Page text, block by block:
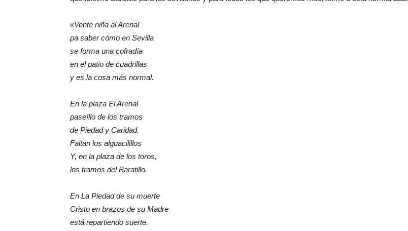
«Vente niña al Arenal
pa saber cómo en Sevilla
se forma una cofradía
en el patio de cuadrillas
y es la cosa más normal.
En la plaza El Arenal
paseíllo de los tramos
de Piedad y Caridad.
Faltan los alguacilillos
Y, en la plaza de los toros,
los tramos del Baratillo.
En La Piedad de su muerte
Cristo en brazos de su Madre
está repartiendo suerte.